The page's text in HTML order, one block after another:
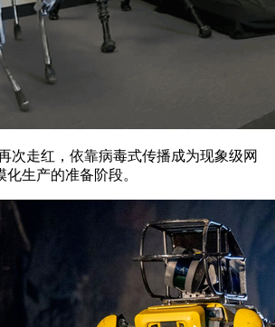
走红，依靠病毒式传播成为现象级网
生产的准备阶段。